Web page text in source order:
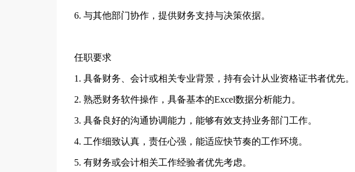
6. 与其他部门协作，提供财务支持与决策依据。
任职要求
1. 具备财务、会计或相关专业背景，持有会计从业资格证书者优先。
2. 熟悉财务软件操作，具备基本的Excel数据分析能力。
3. 具备良好的沟通协调能力，能够有效支持业务部门工作。
4. 工作细致认真，责任心强，能适应快节奏的工作环境。
5. 有财务或会计相关工作经验者优先考虑。